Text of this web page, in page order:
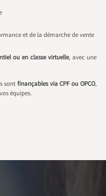
et de la démarche de vente
ou en classe virtuelle, avec une
sontfinançables via CPF ou OPCO,
équipes.